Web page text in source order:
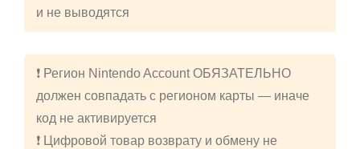
и не выводятся
❗ Регион Nintendo Account ОБЯЗАТЕЛЬНО
должен совпадать с регионом карты — иначе
код не активируется
❗ Цифровой товар возврату и обмену не